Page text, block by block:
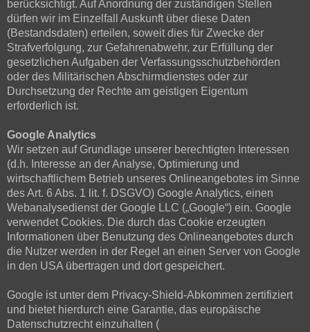
berücksichtigt. Auf Anordnung der zuständigen Stellen
dürfen wir im Einzelfall Auskunft über diese Daten
(Bestandsdaten) erteilen, soweit dies für Zwecke der
Strafverfolgung, zur Gefahrenabwehr, zur Erfüllung der
gesetzlichen Aufgaben der Verfassungsschutzbehörden
oder des Militärischen Abschirmdienstes oder zur
Durchsetzung der Rechte am geistigen Eigentum
erforderlich ist.
Google Analytics
Wir setzen auf Grundlage unserer berechtigten Interessen
(d.h. Interesse an der Analyse, Optimierung und
wirtschaftlichem Betrieb unseres Onlineangebotes im Sinne
des Art. 6 Abs. 1 lit. f. DSGVO) Google Analytics, einen
Webanalysedienst der Google LLC („Google“) ein. Google
verwendet Cookies. Die durch das Cookie erzeugten
Informationen über Benutzung des Onlineangebotes durch
die Nutzer werden in der Regel an einen Server von Google
in den USA übertragen und dort gespeichert.
Google ist unter dem Privacy-Shield-Abkommen zertifiziert
und bietet hierdurch eine Garantie, das europäische
Datenschutzrecht einzuhalten (